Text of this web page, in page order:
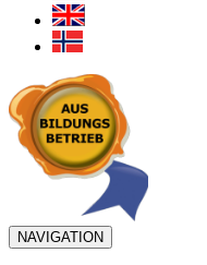
NAVIGATION